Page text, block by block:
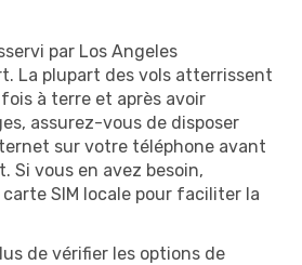
par Los Angeles
La plupart des vols atterrissent
à terre et après avoir
assurez-vous de disposer
sur votre téléphone avant
Si vous en avez besoin,
SIM locale pour faciliter la
de vérifier les options de